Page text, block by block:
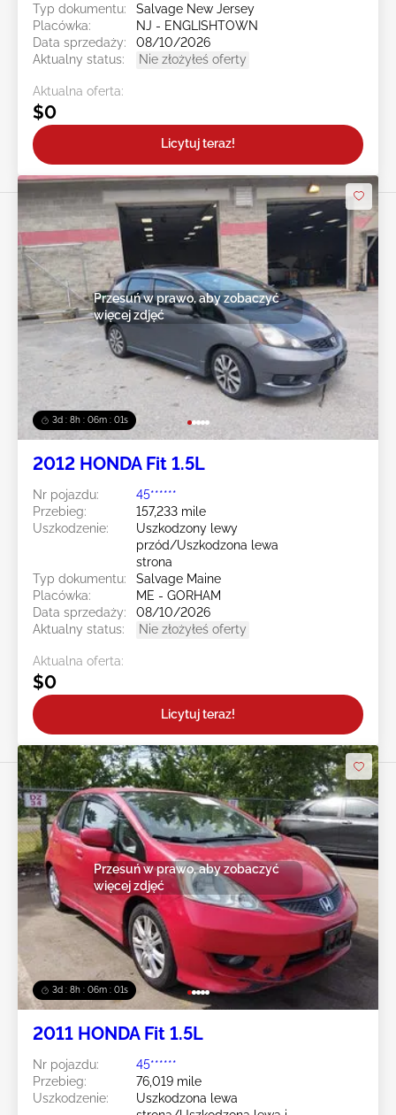
Typ dokumentu:
Salvage New Jersey
Placówka:
NJ - ENGLISHTOWN
Data sprzedaży:
08/10/2026
Aktualny status:
Nie złożyłeś oferty
Aktualna oferta:
$0
Licytuj teraz!
3d : 8h : 05m : 59s
Przesuń w prawo, aby zobaczyć
więcej zdjęć
2012 HONDA Fit 1.5L
Nr pojazdu:
45******
Przebieg:
157,233 mile
Uszkodzenie:
Uszkodzony lewy
przód/Uszkodzona lewa
strona
Typ dokumentu:
Salvage Maine
Placówka:
ME - GORHAM
Data sprzedaży:
08/10/2026
Aktualny status:
Nie złożyłeś oferty
Aktualna oferta:
$0
Licytuj teraz!
3d : 8h : 05m : 59s
Przesuń w prawo, aby zobaczyć
więcej zdjęć
2011 HONDA Fit 1.5L
Nr pojazdu:
45******
Przebieg:
76,019 mile
Uszkodzenie:
Uszkodzona lewa